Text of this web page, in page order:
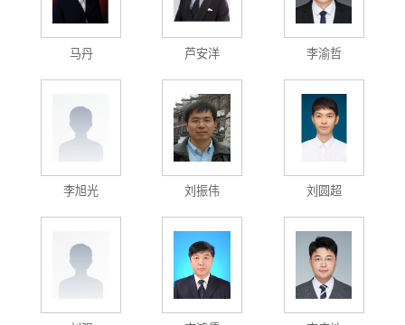
马丹 芦安洋 李渝哲
李旭光 刘振伟 刘圆超